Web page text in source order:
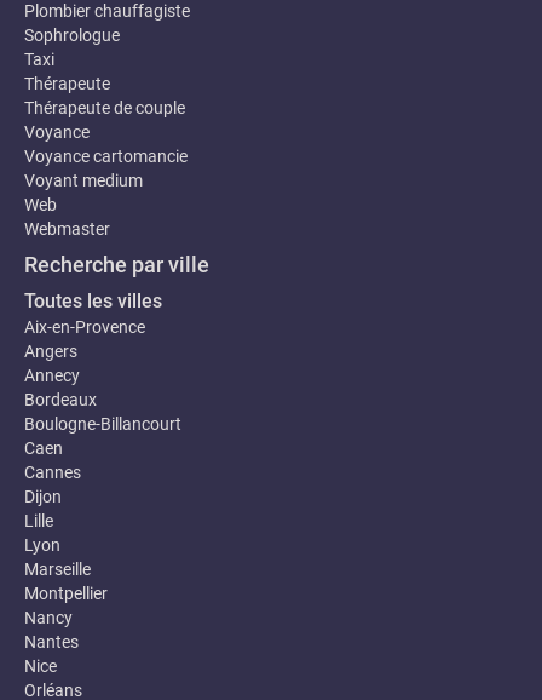
Plombier chauffagiste
Sophrologue
Taxi
Thérapeute
Thérapeute de couple
Voyance
Voyance cartomancie
Voyant medium
Web
Webmaster
Recherche par ville
Toutes les villes
Aix-en-Provence
Angers
Annecy
Bordeaux
Boulogne-Billancourt
Caen
Cannes
Dijon
Lille
Lyon
Marseille
Montpellier
Nancy
Nantes
Nice
Orléans